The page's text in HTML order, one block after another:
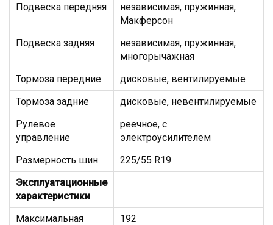
Подвеска передняя
независимая, пружинная,
Макферсон
Подвеска задняя
независимая, пружинная,
многорычажная
Тормоза передние
дисковые, вентилируемые
Тормоза задние
дисковые, невентилируемые
Рулевое
управление
реечное, с
электроусилителем
Размерность шин
225/55 R19
Эксплуатационные
характеристики
Максимальная
192